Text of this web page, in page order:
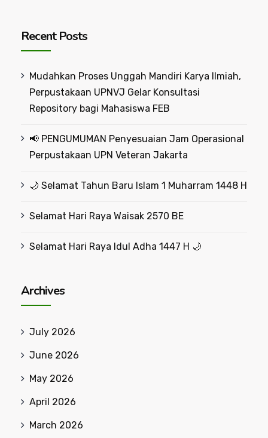
Recent Posts
Mudahkan Proses Unggah Mandiri Karya Ilmiah,
Perpustakaan UPNVJ Gelar Konsultasi
Repository bagi Mahasiswa FEB
📢 PENGUMUMAN Penyesuaian Jam Operasional
Perpustakaan UPN Veteran Jakarta
🌙 Selamat Tahun Baru Islam 1 Muharram 1448 H
Selamat Hari Raya Waisak 2570 BE
Selamat Hari Raya Idul Adha 1447 H 🌙
Archives
July 2026
June 2026
May 2026
April 2026
March 2026